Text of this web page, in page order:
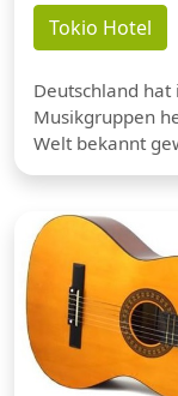
Tokio Hotel
Deutschland
Musikgruppen
Welt bekannt